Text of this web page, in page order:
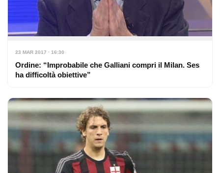
23 MAR 2017 · 16:30
Ordine: “Improbabile che Galliani compri il Milan. Ses
ha difficoltà obiettive”